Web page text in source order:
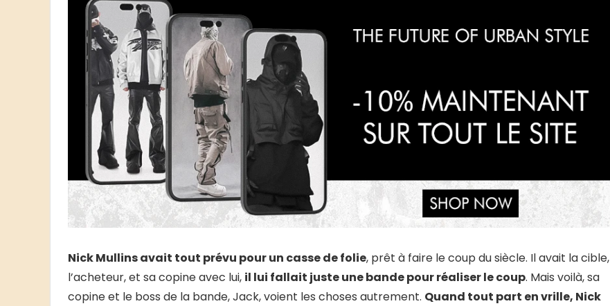
Nick Mullins avait tout prévu pour un casse de folie, prêt à faire le coup du siècle. Il avait la cible,
l’acheteur, et sa copine avec lui, il lui fallait juste une bande pour réaliser le coup. Mais voilà, sa
copine et le boss de la bande, Jack, voient les choses autrement. Quand tout part en vrille, Nick